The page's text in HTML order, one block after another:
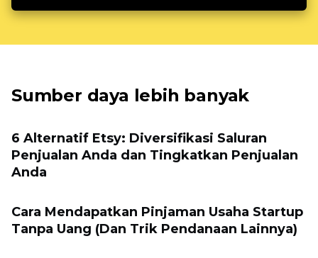
Sumber daya lebih banyak
6 Alternatif Etsy: Diversifikasi Saluran
Penjualan Anda dan Tingkatkan Penjualan
Anda
Cara Mendapatkan Pinjaman Usaha Startup
Tanpa Uang (Dan Trik Pendanaan Lainnya)